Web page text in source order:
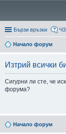
Бързи връзки
Начало форум
Изтрий всички
Сигурни ли сте, че
форума?
Начало форум